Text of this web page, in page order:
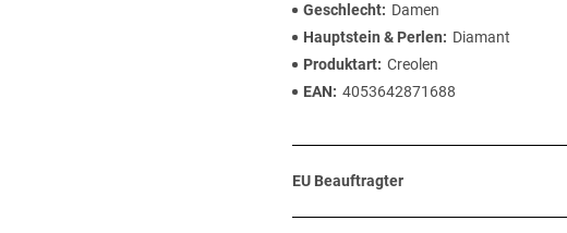
Geschlecht
Damen
Hauptstein & Perlen
Diamant
Produktart Creolen
EAN
4053642871688
EU Beauftragter